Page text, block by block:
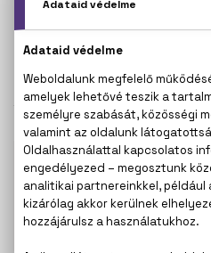
KAPCSOLÓDÓ
100% eredeti termékek,14
garanciával
Kérdésed van, elakadtál?
20 267 5125